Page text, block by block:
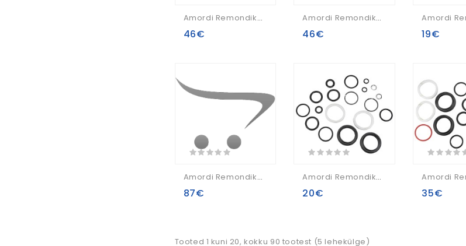
Amordi Remondikomplekts RockShox Basic Pike Dual Position Air 35mm DPA, A1
46€
Amordi Remondikomplekts RockShox Basic Pike Solor Air 35mm SA, A1
46€ 19€
Amordi Remondikomplekts Rockshox Damper Assembly 10mm Moco RL 80-120mm Recon Silver RL B1+ (2017-2021)/Recon RL A1+ (2018-2021)
87€
Amordi Remondikomplekts Rockshox Reba 2927+B A5-A6 Basic
20€ 35€
Tooted 1 kuni 20, kokku 90 tootest (5 lehekülge)